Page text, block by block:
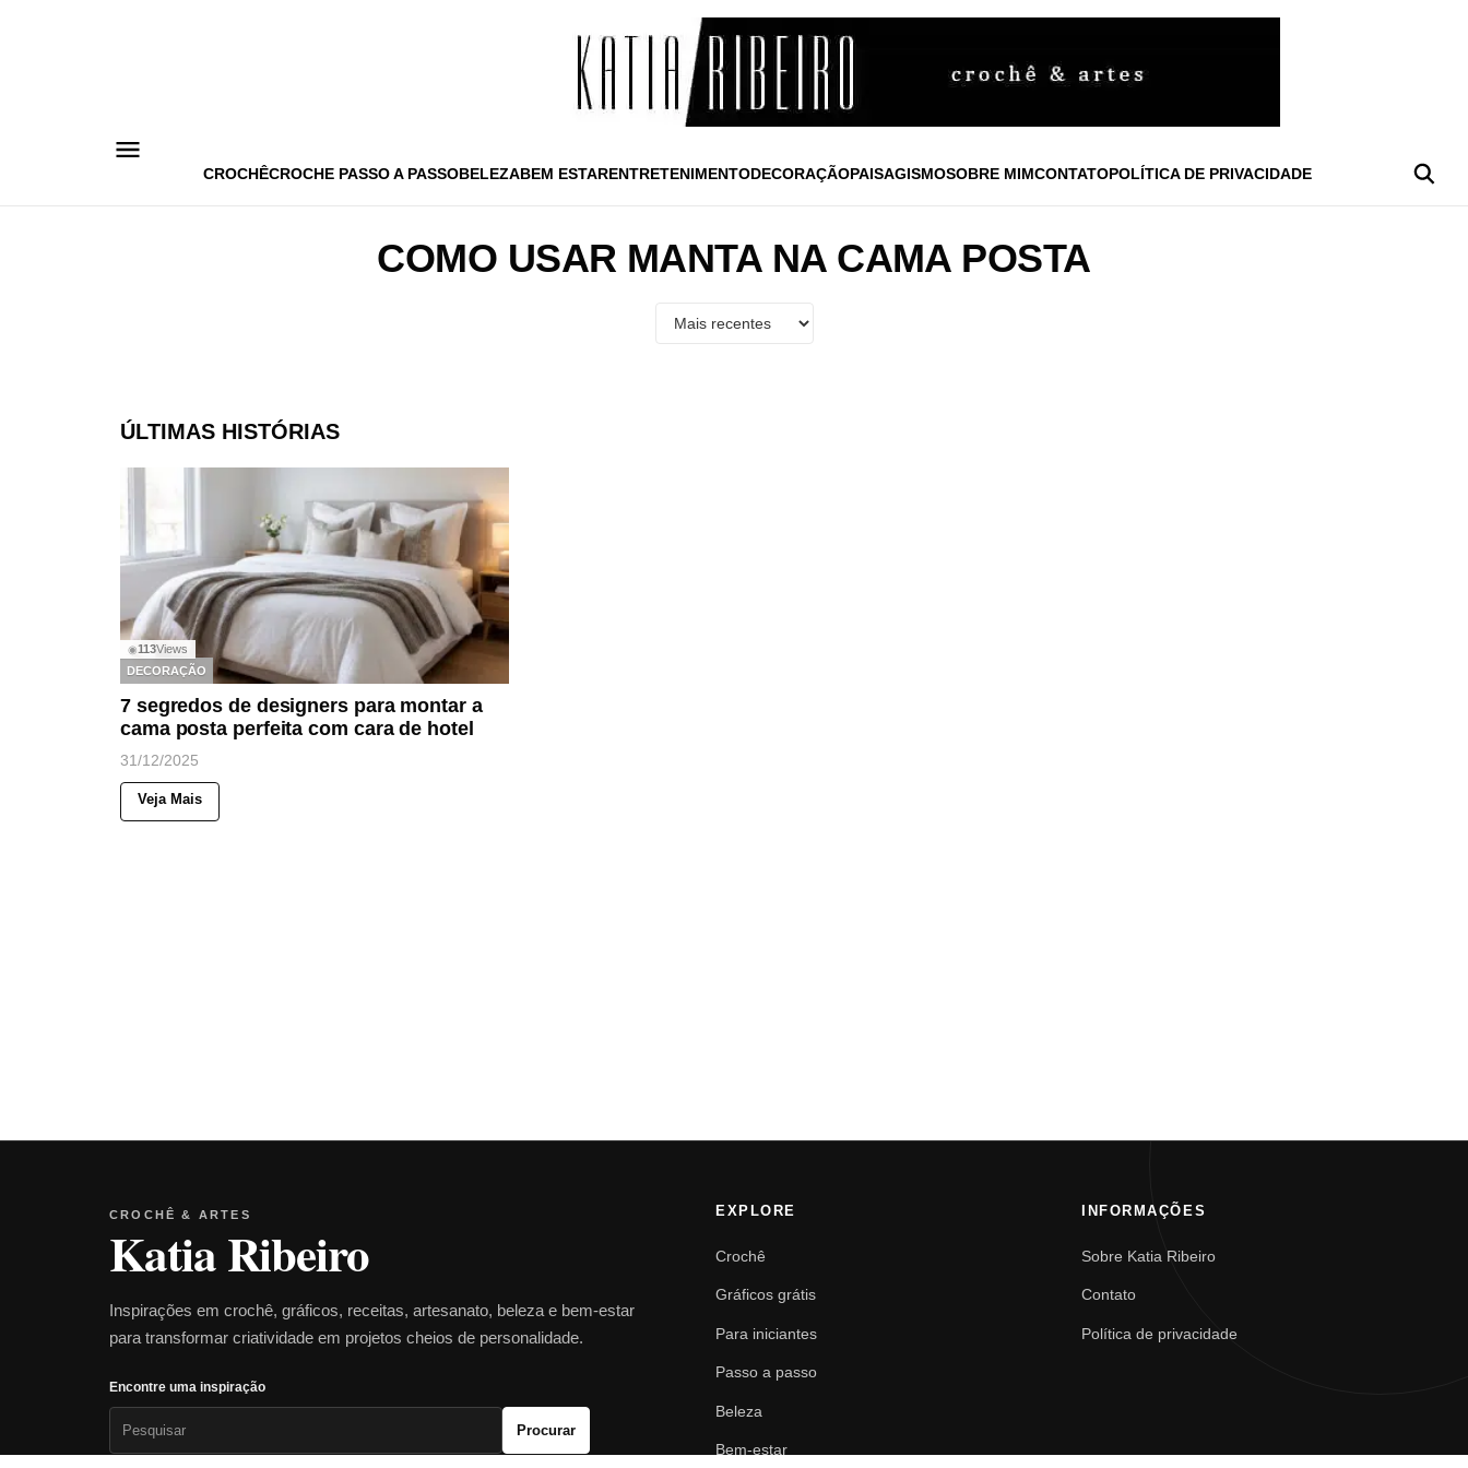
CROCHÊCROCHE PASSO A PASSOBELEZABEM ESTARENTRETENIMENTODECORAÇÃOPAISAGISMOSOBRE MIMCONTATOPOLÍTICA DE PRIVACIDADE
COMO USAR MANTA NA CAMA POSTA
ÚLTIMAS HISTÓRIAS
◉113Views
DECORAÇÃO
7 segredos de designers para montar a
cama posta perfeita com cara de hotel
31/12/2025
Veja Mais
CROCHÊ & ARTES
Katia Ribeiro
Inspirações em crochê, gráficos, receitas, artesanato, beleza e bem-estar
para transformar criatividade em projetos cheios de personalidade.
Encontre uma inspiração
Procurar
EXPLORE
Crochê
Gráficos grátis
Para iniciantes
Passo a passo
Beleza
Bem-estar
INFORMAÇÕES
Sobre Katia Ribeiro
Contato
Política de privacidade